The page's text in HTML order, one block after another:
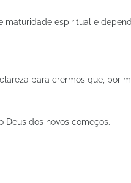
maturidade espiritual e
para crermos que, por
Deus dos novos começos.